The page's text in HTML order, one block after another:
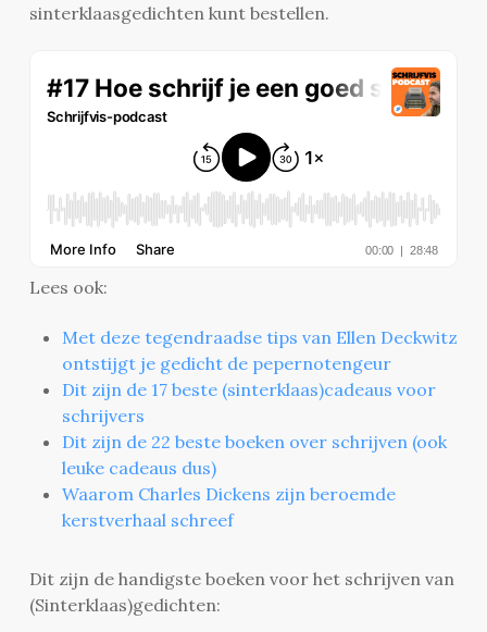
sinterklaasgedichten kunt bestellen.
Lees ook:
Met deze tegendraadse tips van Ellen Deckwitz
ontstijgt je gedicht de pepernotengeur
Dit zijn de 17 beste (sinterklaas)cadeaus voor
schrijvers
Dit zijn de 22 beste boeken over schrijven (ook
leuke cadeaus dus)
Waarom Charles Dickens zijn beroemde
kerstverhaal schreef
Dit zijn de handigste boeken voor het schrijven van
(Sinterklaas)gedichten: